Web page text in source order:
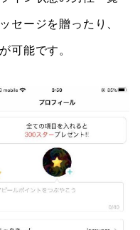
セージを贈ったり、
可能です。